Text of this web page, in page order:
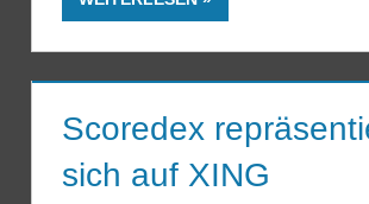
Scoredex
sich auf XING